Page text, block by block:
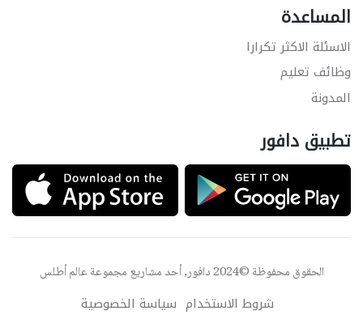
المساعدة
الاسئلة الاكثر تكرارا
وظائف تعليم
المدونة
تطبيق دافور
الحقوق محفوظة ©2024 دافور, أحد مشاريع مجموعة عالم أطلس
شروط الاستخدام سياسة الخصوصية